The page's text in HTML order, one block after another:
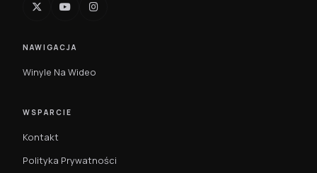
NAWIGACJA
Winyle Na Wideo
WSPARCIE
Kontakt
Polityka Prywatności